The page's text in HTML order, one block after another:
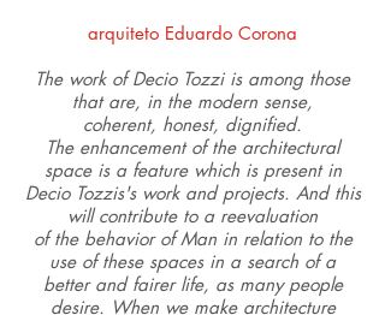
arquiteto Eduardo Corona
The work of Decio Tozzi is among those
that are, in the modern sense,
coherent, honest, dignified.
The enhancement of the architectural
space is a feature which is present in
Decio Tozzis's work and projects. And this
will contribute to a reevaluation
of the behavior of Man in relation to the
use of these spaces in a search of a
better and fairer life, as many people
desire. When we make architecture